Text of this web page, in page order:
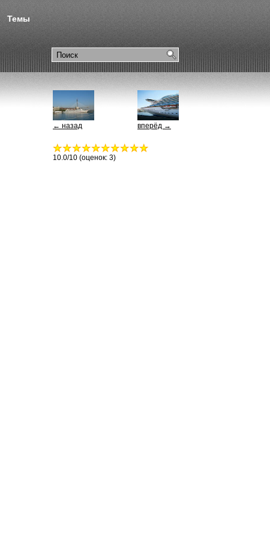
Темы
вперёд →
← назад
10.0/10 (оценок: 3)